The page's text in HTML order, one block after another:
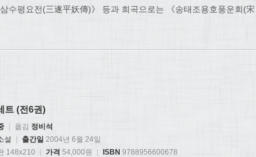
수평요전(三遂平妖傳)》 등과 희곡으로는 《송태조용호풍운회(宋
트 (전6권)
옮김 정비석
설 | 출간일 2004년 6월 24일
148x210 | 가격 54,000원 | ISBN 9788956600678